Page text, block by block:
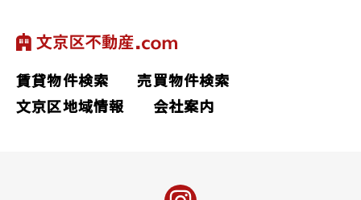
賃貸物件検索
売買物件検索
文京区地域情報
会社案内